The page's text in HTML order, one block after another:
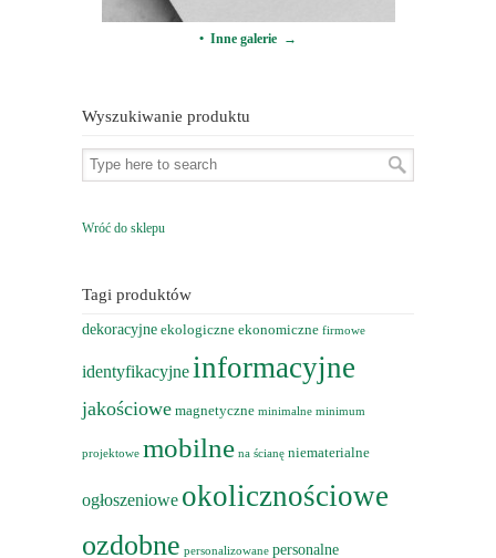
• Inne galerie →
Wyszukiwanie produktu
Wróć do sklepu
Tagi produktów
dekoracyjne ekologiczne ekonomiczne firmowe
identyfikacyjneinformacyjne
jakościowe magnetyczne minimalne minimum
projektowe mobilne na ścianę niematerialne
ogłoszeniowe okolicznościowe
ozdobne personalizowane personalne